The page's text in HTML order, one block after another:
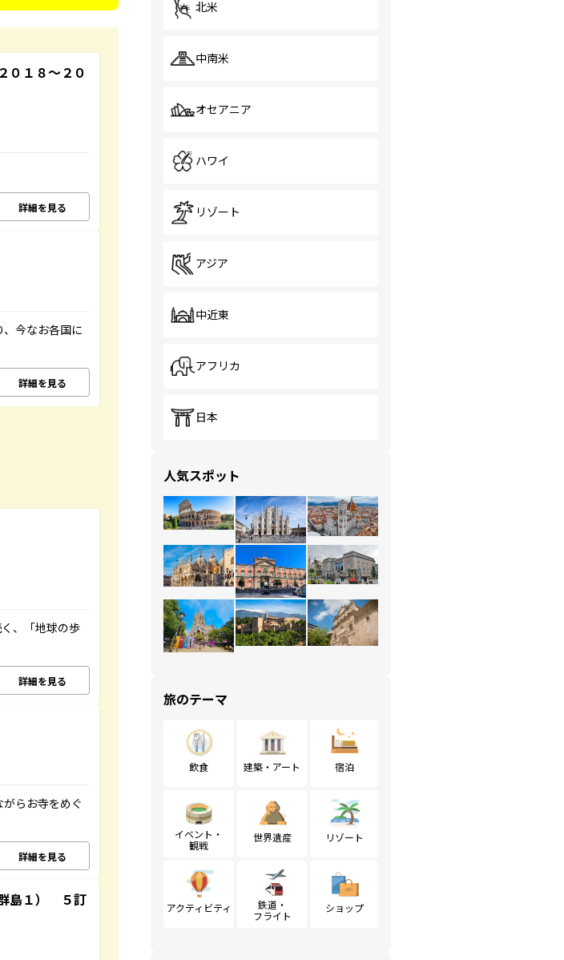
１８～２０
詳細を見る
、今なお各国に
詳細を見る
、「地球の歩
詳細を見る
らお寺をめぐ
詳細を見る
島１） ５訂
北米
中南米
オセアニア
ハワイ
リゾート
アジア
中近東
アフリカ
日本
人気スポット
旅のテーマ
飲食 建築・アート 宿泊
イベント・
観戦
世界遺産 リゾート
アクティビティ
鉄道・
フライト
ショップ